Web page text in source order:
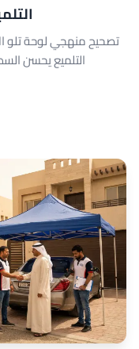
تصحيح منهجي لوحة تلو
التلميع يحسن